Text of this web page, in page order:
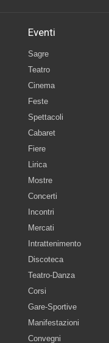
Eventi
Sagre
Teatro
Cinema
Feste
Spettacoli
Cabaret
Fiere
Lirica
Mostre
Concerti
Incontri
Mercati
Intrattenimento
Discoteca
Teatro-Danza
Corsi
Gare-Sportive
Manifestazioni
Convegni